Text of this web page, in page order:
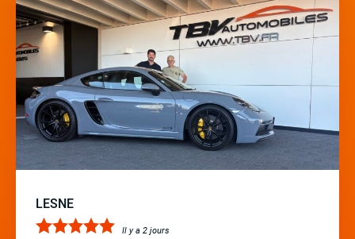
LESNE
Il y a 2 jours